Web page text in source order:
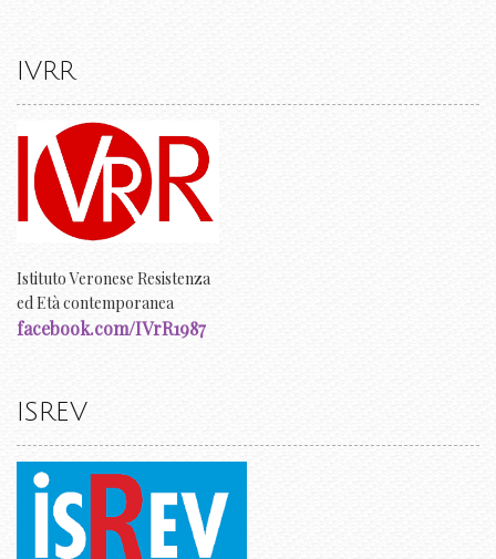
IVRR
Istituto Veronese Resistenza
ed Età contemporanea
facebook.com/IVrR1987
ISREV